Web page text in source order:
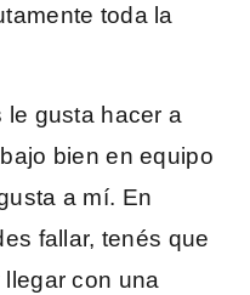
toda la
le gusta hacer a
bien en equipo
a mí. En
fallar, tenés que
con una